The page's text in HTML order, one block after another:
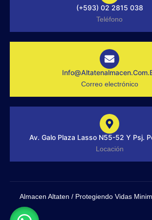
t
a
r
a
-
1
-
i
g
(+593) 02 2815 038
Teléfono
Correo electrónico
Av. Galo Plaza Lasso N55-52 Y Psj.
Locación
Almacen Altaten / Protegiendo Vidas